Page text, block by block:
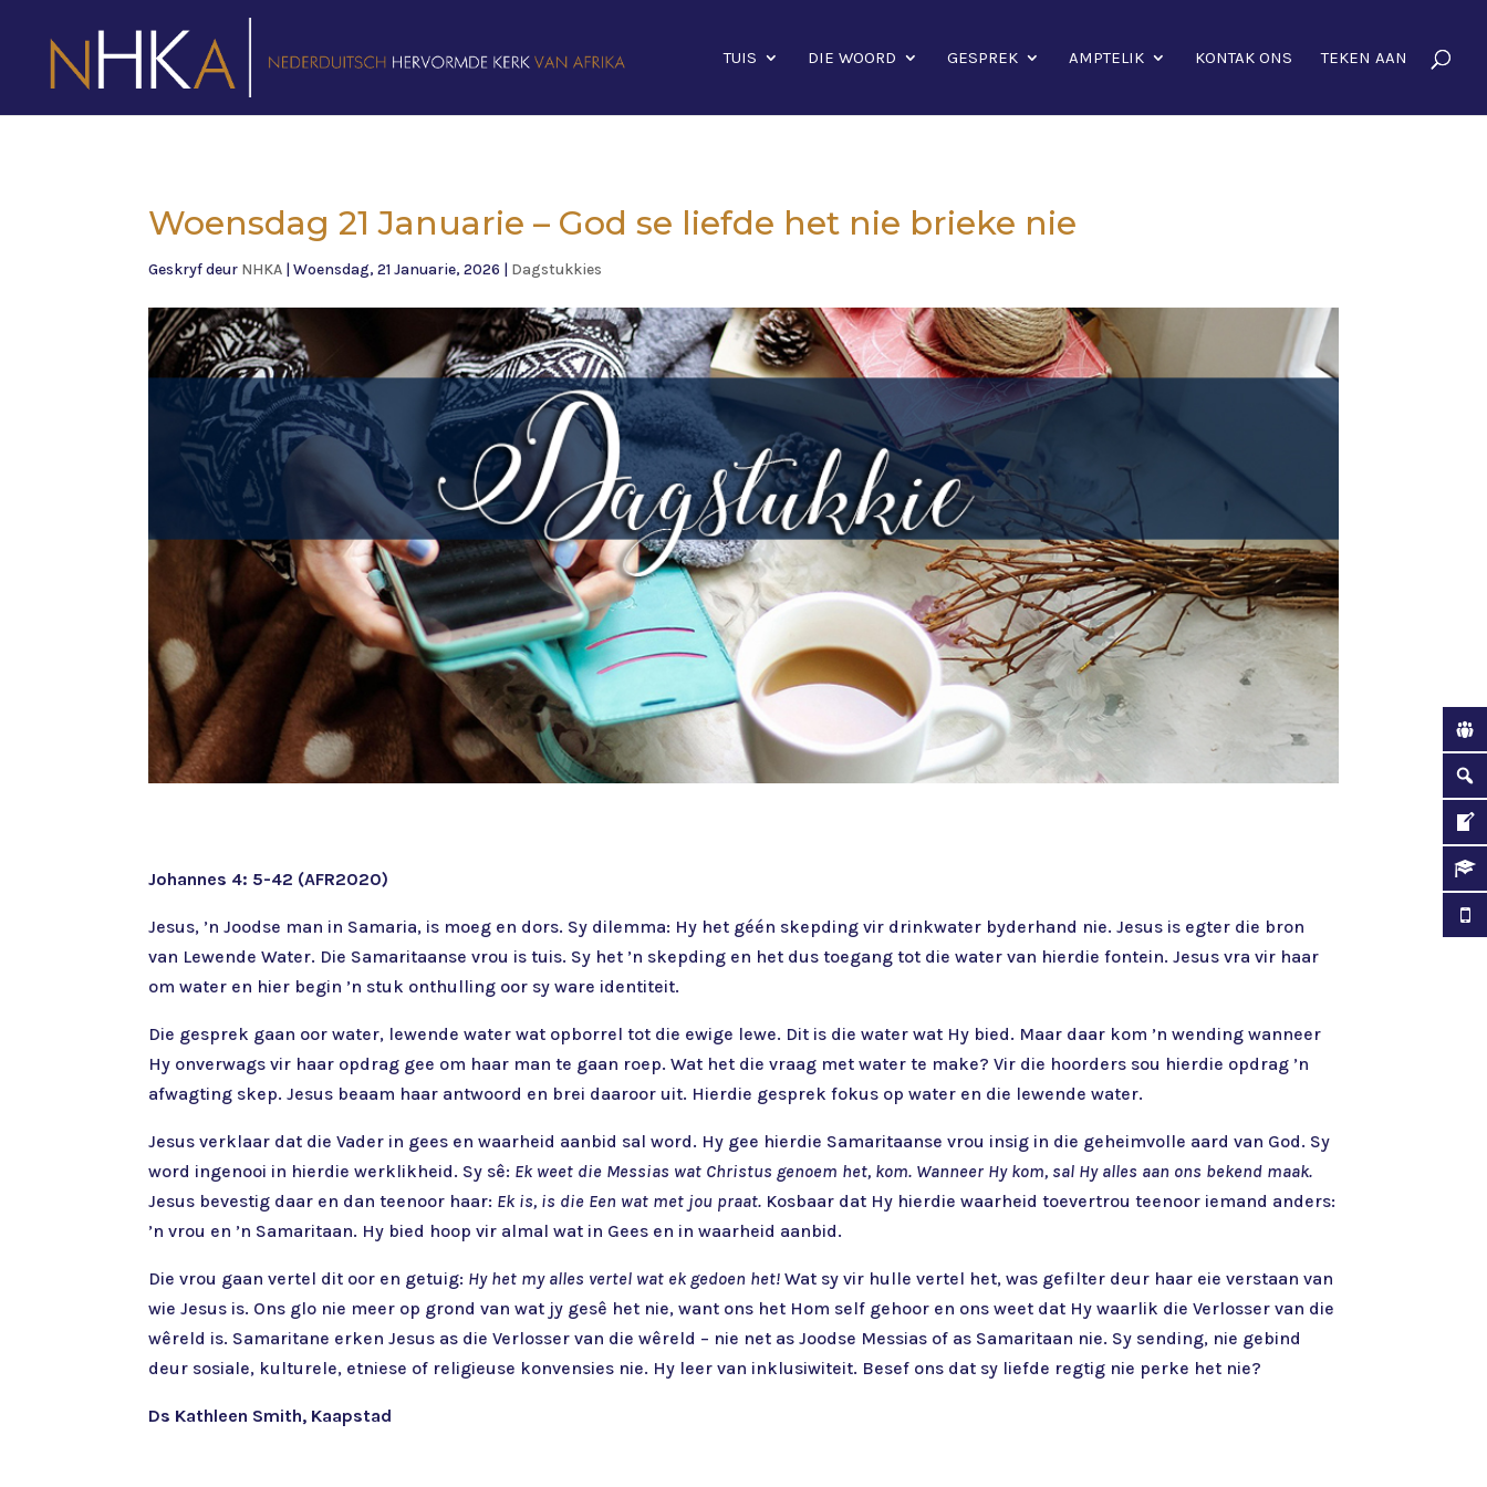
TUIS DIE WOORD GESPREK AMPTELIK KONTAK ONS TEKEN AAN
Woensdag 21 Januarie – God se liefde het nie brieke nie
Geskryf deur NHKA |Woensdag, 21 Januarie, 2026 | Dagstukkies
Johannes 4: 5-42 (AFR2020)
Jesus, ’n Joodse man in Samaria, is moeg en dors. Sy dilemma: Hy het géén skepding vir drinkwater byderhand nie. Jesus is egter die bron
van Lewende Water. Die Samaritaanse vrou is tuis. Sy het ’n skepding en het dus toegang tot die water van hierdie fontein. Jesus vra vir haar
om water en hier begin ’n stuk onthulling oor sy ware identiteit.
Die gesprek gaan oor water, lewende water wat opborrel tot die ewige lewe. Dit is die water wat Hy bied. Maar daar kom ’n wending wanneer
Hy onverwags vir haar opdrag gee om haar man te gaan roep. Wat het die vraag met water te make? Vir die hoorders sou hierdie opdrag ’n
afwagting skep. Jesus beaam haar antwoord en brei daaroor uit. Hierdie gesprek fokus op water en die lewende water.
Jesus verklaar dat die Vader in gees en waarheid aanbid sal word. Hy gee hierdie Samaritaanse vrou insig in die geheimvolle aard van God. Sy
word ingenooi in hierdie werklikheid. Sy sê: Ek weet die Messias wat Christus genoem het, kom. Wanneer Hy kom, sal Hy alles aan ons bekend maak.
Jesus bevestig daar en dan teenoor haar: Ek is, is die Een wat met jou praat. Kosbaar dat Hy hierdie waarheid toevertrou teenoor iemand anders:
’n vrou en ’n Samaritaan. Hy bied hoop vir almal wat in Gees en in waarheid aanbid.
Die vrou gaan vertel dit oor en getuig: Hy het my alles vertel wat ek gedoen het! Wat sy vir hulle vertel het, was gefilter deur haar eie verstaan van
wie Jesus is. Ons glo nie meer op grond van wat jy gesê het nie, want ons het Hom self gehoor en ons weet dat Hy waarlik die Verlosser van die
wêreld is. Samaritane erken Jesus as die Verlosser van die wêreld – nie net as Joodse Messias of as Samaritaan nie. Sy sending, nie gebind
deur sosiale, kulturele, etniese of religieuse konvensies nie. Hy leer van inklusiwiteit. Besef ons dat sy liefde regtig nie perke het nie?
Ds Kathleen Smith, Kaapstad